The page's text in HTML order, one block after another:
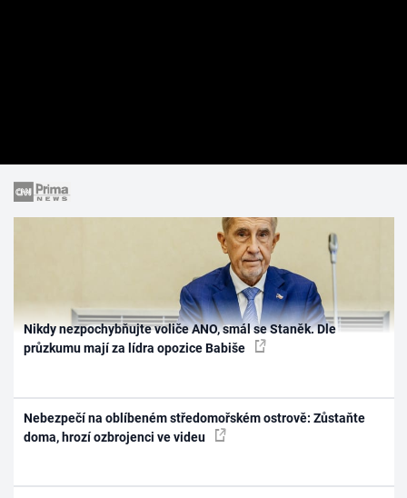
Nikdy nezpochybňujte voliče ANO, smál se Staněk. Dle
průzkumu mají za lídra opozice Babiše
Nebezpečí na oblíbeném středomořském ostrově: Zůstaňte
doma, hrozí ozbrojenci ve videu